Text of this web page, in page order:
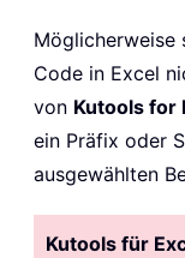
Möglicherweise
Code in Excel
von Kutools for
ein Präfix oder
ausgewählten
Kutools für